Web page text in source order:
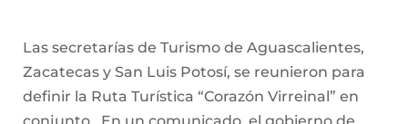
Las secretarías de Turismo de Aguascalientes,
Zacatecas y San Luis Potosí, se reunieron para
definir la Ruta Turística “Corazón Virreinal” en